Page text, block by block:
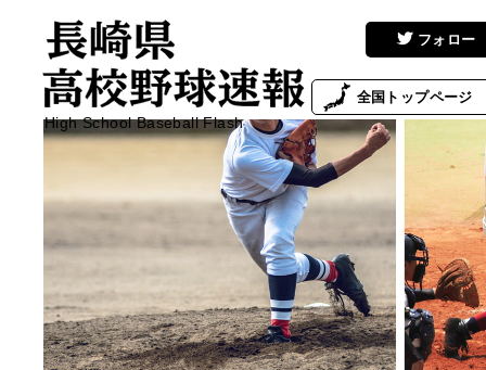
High School Baseball Flash
フォロー
全国 トップページ